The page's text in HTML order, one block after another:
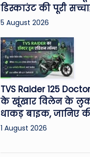
डिस्काउंट की पूरी
5 August 2026
TVS Raider 125
के खूंखार विलेन के लुक
धाकड़ बाइक, जानिए
1 August 2026